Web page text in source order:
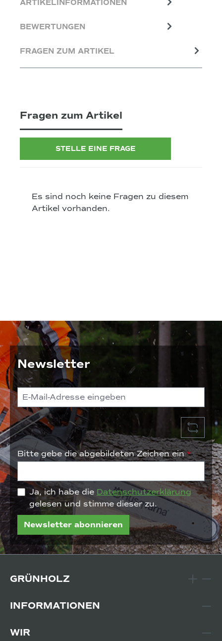
ARTIKELINFORMATIONEN
BEWERTUNGEN
FRAGEN ZUM ARTIKEL
Fragen zum Artikel
STELLE EINE FRAGE
Es sind noch keine Fragen zu diesem
Artikel vorhanden.
Newsletter
Bitte gebe die abgebildeten Zeichen ein*
Ja, ich habe die Datenschutzerklärung
gelesen und stimme dieser zu.
Newsletter abonnieren
GRÜNHOLZ
INFORMATIONEN
WIR